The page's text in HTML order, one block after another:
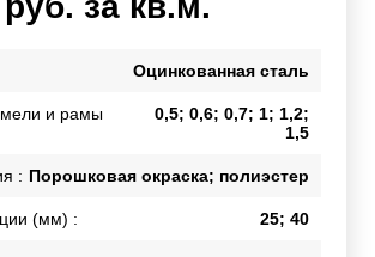
Оцинкованная сталь
и рамы
0,5; 0,6; 0,7; 1; 1,2;
1,5
: Порошковая окраска; полиэстер
(мм) : 25; 40